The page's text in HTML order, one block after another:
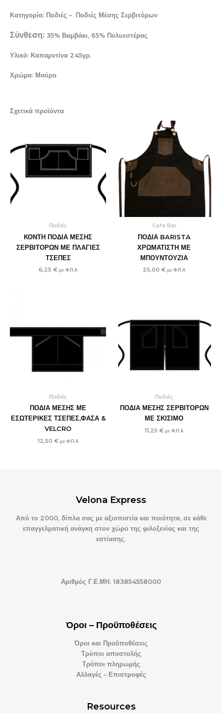
Κατηγορία: Ποδιές – Ποδιές Μέσης Σερβιτόρων
Σύνθεση: 35% Βαμβάκι, 65% Πολυεστέρας
Υλικό: Καπαρντίνα 245γρ.
Χρώμα: Μαύρο
Σχετικά προϊόντα
Ποδιές
ΚΟΝΤΗ ΠΟΔΙΑ ΜΕΣΗΣ
ΣΕΡΒΙΤΟΡΩΝ ΜΕ ΠΛΑΓΙΕΣ
ΤΣΕΠΕΣ
6,25 € με Φ.Π.Α
Cafe Bar
ΠΟΔΙΑ BARISTA
ΧΡΩΜΑΤΙΣΤΗ ΜΕ
ΜΠΟΥΝΤΟΥΖΙΑ
25,00 € με Φ.Π.Α
Ποδιές
ΠΟΔΙΑ ΜΕΣΗΣ ΜΕ
ΕΣΩΤΕΡΙΚΕΣ ΤΣΕΠΕΣ,ΦΑΣΑ &
VELCRO
12,50 € με Φ.Π.Α
Ποδιές
ΠΟΔΙΑ ΜΕΣΗΣ ΣΕΡΒΙΤΟΡΩΝ
ΜΕ ΣΚΙΣΙΜΟ
11,25 € με Φ.Π.Α
Velona Express
Από το 2000, δίπλα σας με αξιοπιστία και ποιότητα, σε κάθε
επαγγελματική ανάγκη στον χώρο της φιλοξενίας και της
εστίασης.
Αριθμός Γ.Ε.ΜΗ. 183854558000
Όροι – Προϋποθέσεις
Όροι και Προϋποθέσεις
Τρόποι αποστολής
Τρόποι πληρωμής
Αλλαγές – Επιστροφές
Resources